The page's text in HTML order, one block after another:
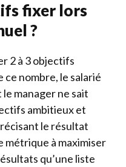
fixer lors
?
2 à 3 objectifs
ce nombre, le salarié
manager ne sait
ambitieux et
le résultat
métrique à maximiser
qu’une liste